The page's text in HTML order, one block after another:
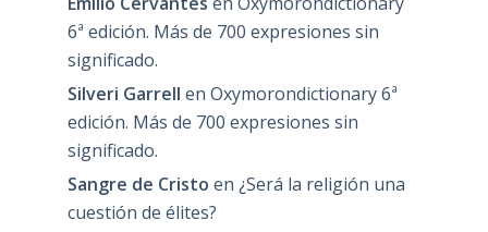
6ª edición. Más de 700 expresiones sin
significado.
Silveri Garrell en Oxymorondictionary 6ª
edición. Más de 700 expresiones sin
significado.
Sangre de Cristo en ¿Será la religión una
cuestión de élites?